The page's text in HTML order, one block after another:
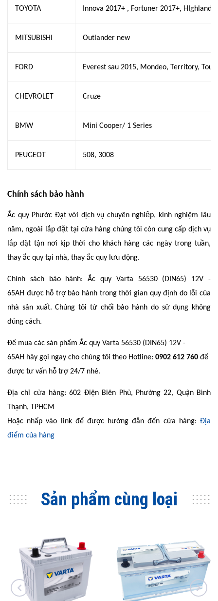
TOYOTA Innova 2017+ , Fortuner 2017+,
MITSUBISHI Outlander new
FORD Everest sau 2015, Mondeo, Territory,
CHEVROLET Cruze
BMW Mini Cooper/ 1 Series
PEUGEOT 508, 3008
Chính sách bảo hành
Ắc quy Phước Đạt với dịch vụ chuyên nghiệp, kinh nghiệm lâu
năm, ngoài lắp đặt tại cửa hàng chúng tôi còn cung cấp dịch vụ
lắp đặt tận nơi kịp thời cho khách hàng các ngày trong tuần,
thay ắc quy tại nhà, thay ắc quy lưu động.
Chính sách bảo hành: Ắc quy Varta 56530 (DIN65) 12V -
65AH được hỗ trợ bảo hành trong thời gian quy định do lỗi của
nhà sản xuất. Chúng tôi từ chối bảo hành do sử dụng không
đúng cách.
Để mua các sản phẩm Ắc quy Varta 56530 (DIN65) 12V -
65AH hãy gọi ngay cho chúng tôi theo Hotline: 0902 612 760 để
được tư vấn hỗ trợ 24/7 nhé.
Địa chỉ cửa hàng: 602 Điện Biên Phủ, Phường 22, Quận Bình
Thạnh, TPHCM
Hoặc nhấp vào link để được hướng đẫn đến cửa hàng: Địa
điểm của hàng
Sản phẩm cùng loại